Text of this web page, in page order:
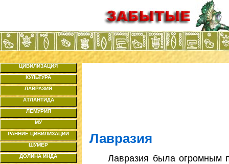
ЦИВИЛИЗАЦИЯ
КУЛЬТУРА
ЛАВРАЗИЯ
АТЛАНТИДА
ЛЕМУРИЯ
МУ
РАННИЕ ЦИВИЛИЗАЦИИ
ШУМЕР
ДОЛИНА ИНДА
Лавразия
Лавразия была огромным